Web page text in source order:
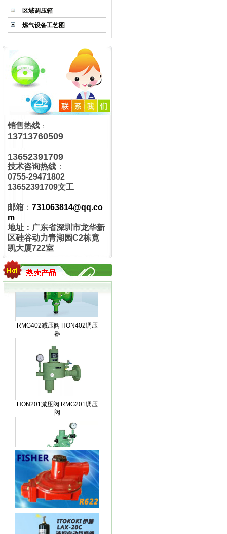
区域调压箱
燃气设备工艺图
销售热线 ：
13713760509
13652391709
技术咨询热线 ：
0755-29471802
13652391709文工
邮箱 ： 731063814@qq.co
m
地址：广东省深圳市龙华新
区硅谷动力青湖园C2栋竟
凯大厦722室
LS系列气体减压阀
MEDENUS R100气体减压阀
RMG402减压阀 HON402调压
器
HON201减压阀 RMG201调压
HON200减压阀RGM200减压
阀